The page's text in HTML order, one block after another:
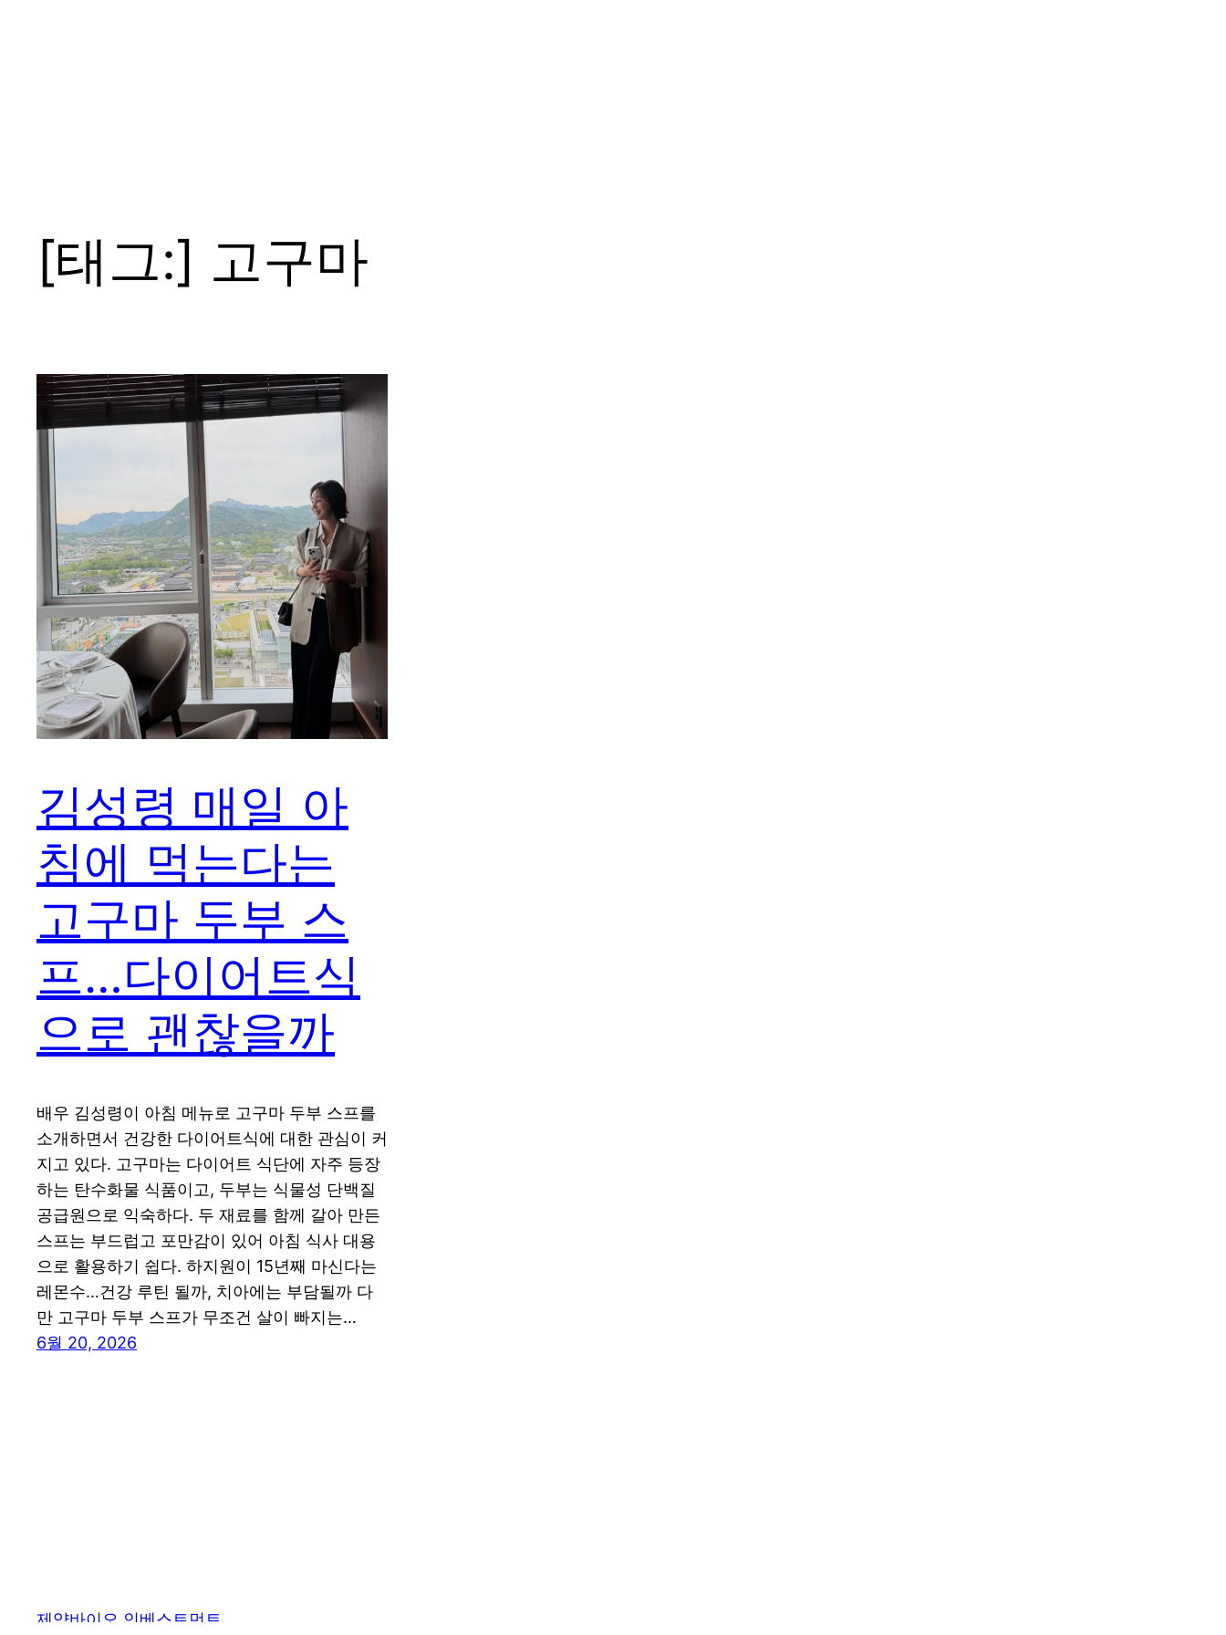
[태그:] 고구마
김성령 매일 아
침에 먹는다는
고구마 두부 스
프…다이어트식
으로 괜찮을까
배우 김성령이 아침 메뉴로 고구마 두부 스프를
소개하면서 건강한 다이어트식에 대한 관심이 커
지고 있다. 고구마는 다이어트 식단에 자주 등장
하는 탄수화물 식품이고, 두부는 식물성 단백질
공급원으로 익숙하다. 두 재료를 함께 갈아 만든
스프는 부드럽고 포만감이 있어 아침 식사 대용
으로 활용하기 쉽다. 하지원이 15년째 마신다는
레몬수…건강 루틴 될까, 치아에는 부담될까 다
만 고구마 두부 스프가 무조건 살이 빠지는…
6월 20, 2026
제약바이오 인베스트먼트